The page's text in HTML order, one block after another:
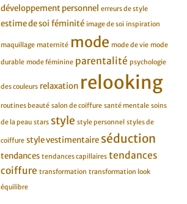
développement personnel erreurs de style
estime de soi féminité image de soi inspiration
maquillage maternité mode mode de vie mode
durable mode féminine parentalité psychologie
des couleurs relaxation relooking
routines beauté salon de coiffure santé mentale soins
de la peau stars style style personnel styles de
coiffure style vestimentaire séduction
tendances tendances capillaires tendances
coiffure transformation transformation look
équilibre